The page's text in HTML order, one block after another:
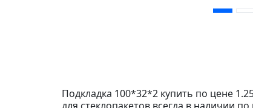
Подкладка 100*32*2 купить по цене